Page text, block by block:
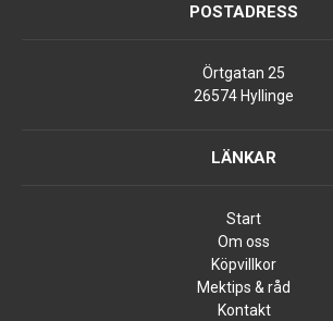
POSTADRESS
Örtgatan 25
26574 Hyllinge
LÄNKAR
Start
Om oss
Köpvillkor
Mektips & råd
Kontakt